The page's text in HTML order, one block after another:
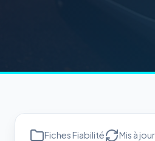
Fiches Fiabilité Mis à